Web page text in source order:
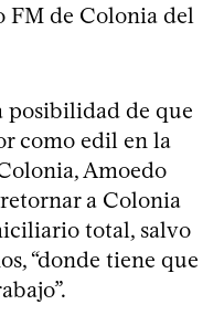
FM de Colonia del
posibilidad de que
como edil en la
Amoedo
a Colonia
total, salvo
“donde tiene que